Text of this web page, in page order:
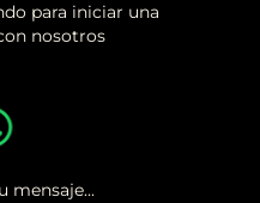
para iniciar una
nosotros
mensaje...